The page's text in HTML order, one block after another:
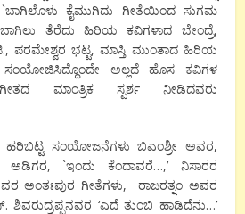
ಕೈಮುಗಿದು ಗೀತೆಯಿಂದ ಸುಗಮ
ತೆರೆದು ಹಿರಿಯ ಕವಿಗಳಾದ ಬೇಂದ್ರೆ,
ಪರಮೇಶ್ವರ ಭಟ್ಟ, ಮಾಸ್ತಿ ಮುಂತಾದ ಹಿರಿಯ
ಸಂಯೋಜಿಸಿದ್ದೊಂದೇ ಅಲ್ಲದೆ ಹೊಸ ಕವಿಗಳ
ಮಾಂತ್ರಿಕ ಸ್ಪರ್ಶ ನೀಡಿದವರು
ಹರಿಬಿಟ್ಟ ಸಂಯೋಜನೆಗಳು ಬಿಎಂಶ್ರೀ ಅವರ,
ಅಡಿಗರ, `ಇಂದು ಕೆಂದಾವರೆ…,’ ನಿಸಾರರ
ಅಂತಃಪುರ ಗೀತೆಗಳು, ರಾಜರತ್ನಂ ಅವರ
ಶಿವರುದ್ರಪ್ಪನವರ ‘ಎದೆ ತುಂಬಿ ಹಾಡಿದೆನು…’